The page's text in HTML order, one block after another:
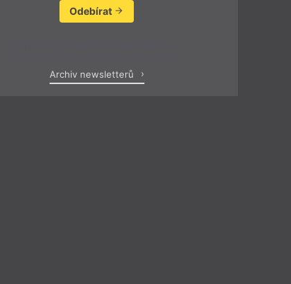
Odebírat
Archiv newsletterů